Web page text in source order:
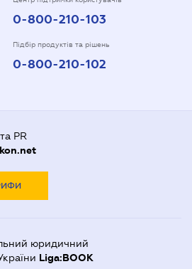
0-800-210-103
Підбір продуктів та рішень
0-800-210-102
PR
юридичний
Liga:BOOK